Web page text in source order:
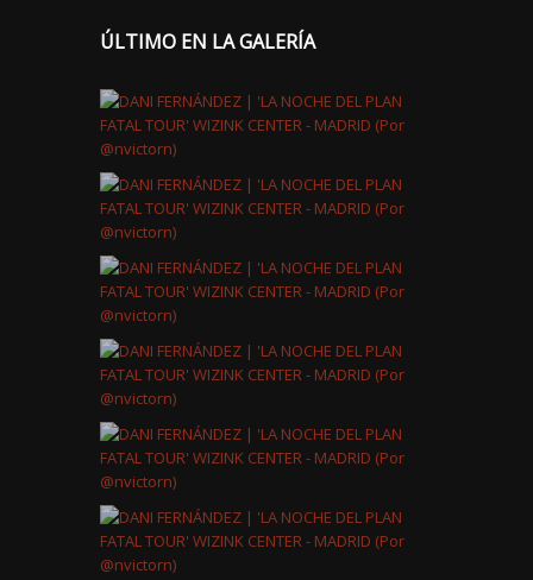
ÚLTIMO EN LA GALERÍA